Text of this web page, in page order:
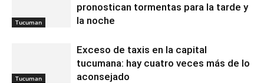
Tucuman
pronostican tormentas para la tarde y
la noche
Tucuman
Exceso de taxis en la capital
tucumana: hay cuatro veces más de lo
aconsejado